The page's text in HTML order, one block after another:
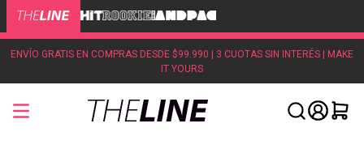
ENVÍO GRATIS EN COMPRAS DESDE $99.990 | 3 CUOTAS SIN INTERÉS | MAKE
IT YOURS